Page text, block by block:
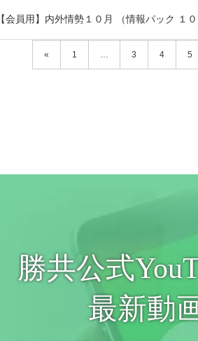
【会員用】内外情勢１０月 （情報パック １０
« 1 … 3 4 5
勝共公式
最新動